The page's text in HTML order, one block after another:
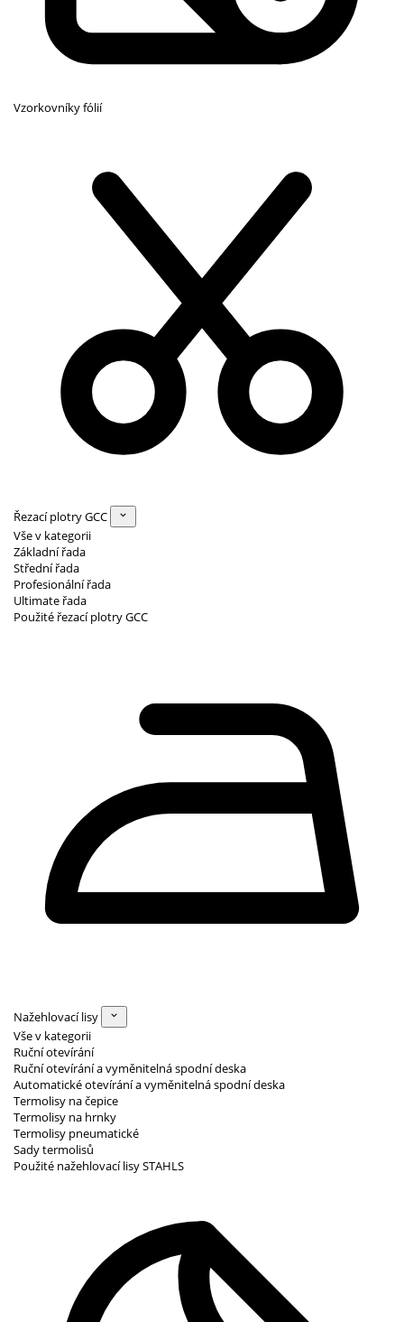
Vzorkovníky fólií
Řezací plotry GCC
Vše v kategorii
Základní řada
Střední řada
Profesionální řada
Ultimate řada
Použité řezací plotry GCC
Nažehlovací lisy
Vše v kategorii
Ruční otevírání
Ruční otevírání a vyměnitelná spodní deska
Automatické otevírání a vyměnitelná spodní deska
Termolisy na čepice
Termolisy na hrnky
Termolisy pneumatické
Sady termolisů
Použité nažehlovací lisy STAHLS